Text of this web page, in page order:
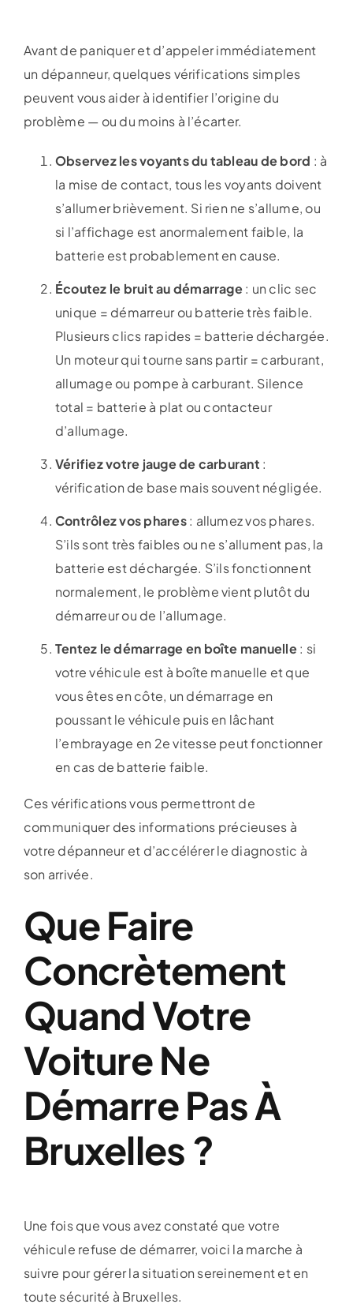
Avant de paniquer et d’appeler immédiatement
un dépanneur, quelques vérifications simples
peuvent vous aider à identifier l’origine du
problème — ou du moins à l’écarter.
Observez les voyants du tableau de bord : à
la mise de contact, tous les voyants doivent
s’allumer brièvement. Si rien ne s’allume, ou
si l’affichage est anormalement faible, la
batterie est probablement en cause.
Écoutez le bruit au démarrage: un clic sec
unique = démarreur ou batterie très faible.
Plusieurs clics rapides = batterie déchargée.
Un moteur qui tourne sans partir = carburant,
allumage ou pompe à carburant. Silence
total = batterie à plat ou contacteur
d’allumage.
Vérifiez votre jauge de carburant :
vérification de base mais souvent négligée.
Contrôlez vos phares: allumez vos phares.
S’ils sont très faibles ou ne s’allument pas, la
batterie est déchargée. S’ils fonctionnent
normalement, le problème vient plutôt du
démarreur ou de l’allumage.
Tentez le démarrage en boîte manuelle: si
votre véhicule est à boîte manuelle et que
vous êtes en côte, un démarrage en
poussant le véhicule puis en lâchant
l’embrayage en 2e vitesse peut fonctionner
en cas de batterie faible.
Ces vérifications vous permettront de
communiquer des informations précieuses à
votre dépanneur et d’accélérer le diagnostic à
son arrivée.
Que Faire
Concrètement
Quand Votre
Voiture Ne
Démarre Pas À
Bruxelles ?
Une fois que vous avez constaté que votre
véhicule refuse de démarrer, voici la marche à
suivre pour gérer la situation sereinement et en
toute sécurité à Bruxelles.